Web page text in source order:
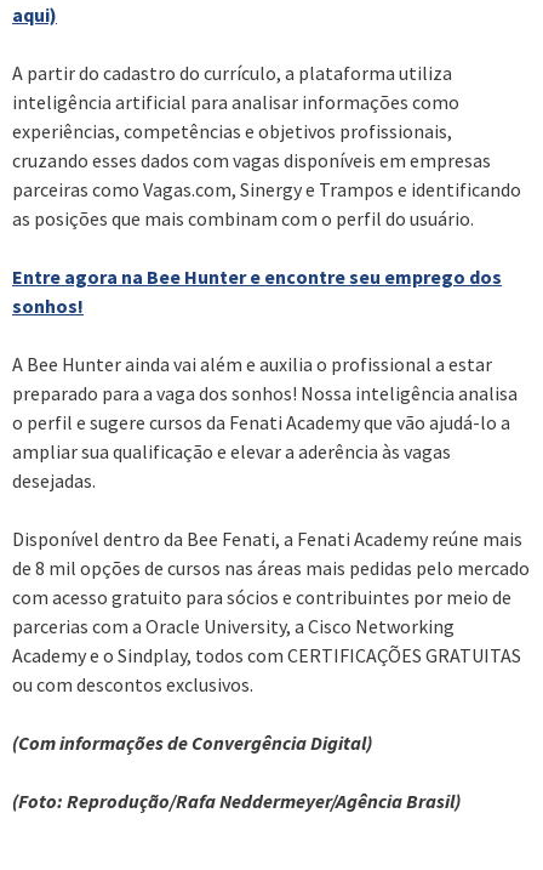
aqui)
A partir do cadastro do currículo, a plataforma utiliza
inteligência artificial para analisar informações como
experiências, competências e objetivos profissionais,
cruzando esses dados com vagas disponíveis em empresas
parceiras como Vagas.com, Sinergy e Trampos e identificando
as posições que mais combinam com o perfil do usuário.
Entre agora na Bee Hunter e encontre seu emprego dos
sonhos!
A Bee Hunter ainda vai além e auxilia o profissional a estar
preparado para a vaga dos sonhos! Nossa inteligência analisa
o perfil e sugere cursos da Fenati Academy que vão ajudá-lo a
ampliar sua qualificação e elevar a aderência às vagas
desejadas.
Disponível dentro da Bee Fenati, a Fenati Academy reúne mais
de 8 mil opções de cursos nas áreas mais pedidas pelo mercado
com acesso gratuito para sócios e contribuintes por meio de
parcerias com a Oracle University, a Cisco Networking
Academy e o Sindplay, todos com CERTIFICAÇÕES GRATUITAS
ou com descontos exclusivos.
(Com informações de Convergência Digital)
(Foto: Reprodução/Rafa Neddermeyer/Agência Brasil)